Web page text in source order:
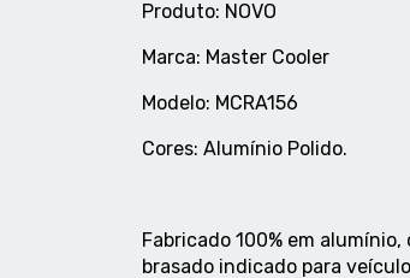
Produto: NOVO
Marca: Master Cooler
Modelo: MCRA156
Cores: Alumínio Polido.
Fabricado 100% em
brasado indicado para